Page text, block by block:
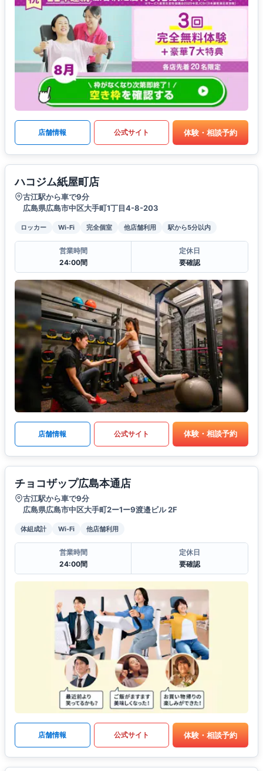
店舗情報 公式サイト 体験・相談予約
ハコジム紙屋町店
古江駅から車で9分
広島県広島市中区大手町1丁目4-8-203
ロッカー Wi-Fi 完全個室 他店舗利用 駅から5分以内
営業時間
24:00間
定休日
要確認
店舗情報 公式サイト 体験・相談予約
チョコザップ広島本通店
古江駅から車で9分
広島県広島市中区大手町2ー1ー9渡邉ビル 2F
体組成計 Wi-Fi 他店舗利用
営業時間
24:00間
定休日
要確認
店舗情報 公式サイト 体験・相談予約